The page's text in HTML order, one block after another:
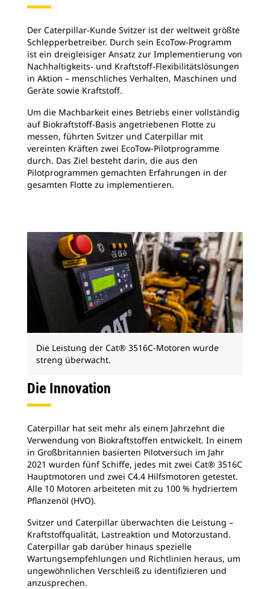
Der Caterpillar-Kunde Svitzer ist der weltweit größte
Schlepperbetreiber. Durch sein EcoTow-Programm
ist ein dreigleisiger Ansatz zur Implementierung von
Nachhaltigkeits- und Kraftstoff-Flexibilitätslösungen
in Aktion – menschliches Verhalten, Maschinen und
Geräte sowie Kraftstoff.
Um die Machbarkeit eines Betriebs einer vollständig
auf Biokraftstoff-Basis angetriebenen Flotte zu
messen, führten Svitzer und Caterpillar mit
vereinten Kräften zwei EcoTow-Pilotprogramme
durch. Das Ziel besteht darin, die aus den
Pilotprogrammen gemachten Erfahrungen in der
gesamten Flotte zu implementieren.
Die Leistung der Cat® 3516C-Motoren wurde
streng überwacht.
Die Innovation
Caterpillar hat seit mehr als einem Jahrzehnt die
Verwendung von Biokraftstoffen entwickelt. In einem
in Großbritannien basierten Pilotversuch im Jahr
2021 wurden fünf Schiffe, jedes mit zwei Cat® 3516C
Hauptmotoren und zwei C4.4 Hilfsmotoren getestet.
Alle 10 Motoren arbeiteten mit zu 100 % hydriertem
Pflanzenöl (HVO).
Svitzer und Caterpillar überwachten die Leistung –
Kraftstoffqualität, Lastreaktion und Motorzustand.
Caterpillar gab darüber hinaus spezielle
Wartungsempfehlungen und Richtlinien heraus, um
ungewöhnlichen Verschleiß zu identifizieren und
anzusprechen.